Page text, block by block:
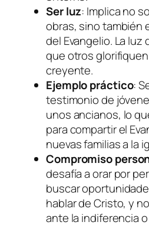
Ser luz: Implica no
obras, sino también
del Evangelio. La luz
que otros glorifiquen
creyente.
Ejemplo práctico:
testimonio de
unos ancianos, lo
para compartir el
nuevas familias a la
Compromiso
desafía a orar por
buscar
hablar de Cristo, y
ante la indiferencia